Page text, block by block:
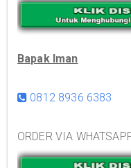
Bapak Iman
0812 8936 6383
ORDER VIA